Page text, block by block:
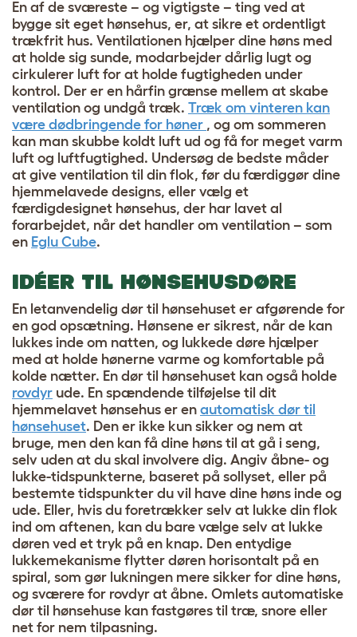
En af de sværeste – og vigtigste – ting ved at
bygge sit eget hønsehus, er, at sikre et ordentligt
trækfrit hus. Ventilationen hjælper dine høns med
at holde sig sunde, modarbejder dårlig lugt og
cirkulerer luft for at holde fugtigheden under
kontrol. Der er en hårfin grænse mellem at skabe
ventilation og undgå træk. Træk om vinteren kan
være dødbringende for høner , og om sommeren
kan man skubbe koldt luft ud og få for meget varm
luft og luftfugtighed. Undersøg de bedste måder
at give ventilation til din flok, før du færdiggør dine
hjemmelavede designs, eller vælg et
færdigdesignet hønsehus, der har lavet al
forarbejdet, når det handler om ventilation – som
en Eglu Cube.
IDÉER TIL HØNSEHUSDØRE
En letanvendelig dør til hønsehuset er afgørende for
en god opsætning. Hønsene er sikrest, når de kan
lukkes inde om natten, og lukkede døre hjælper
med at holde hønerne varme og komfortable på
kolde nætter. En dør til hønsehuset kan også holde
rovdyr ude. En spændende tilføjelse til dit
hjemmelavet hønsehus er en automatisk dør til
hønsehuset. Den er ikke kun sikker og nem at
bruge, men den kan få dine høns til at gå i seng,
selv uden at du skal involvere dig. Angiv åbne- og
lukke-tidspunkterne, baseret på sollyset, eller på
bestemte tidspunkter du vil have dine høns inde og
ude. Eller, hvis du foretrækker selv at lukke din flok
ind om aftenen, kan du bare vælge selv at lukke
døren ved et tryk på en knap. Den entydige
lukkemekanisme flytter døren horisontalt på en
spiral, som gør lukningen mere sikker for dine høns,
og sværere for rovdyr at åbne. Omlets automatiske
dør til hønsehuse kan fastgøres til træ, snore eller
net for nem tilpasning.